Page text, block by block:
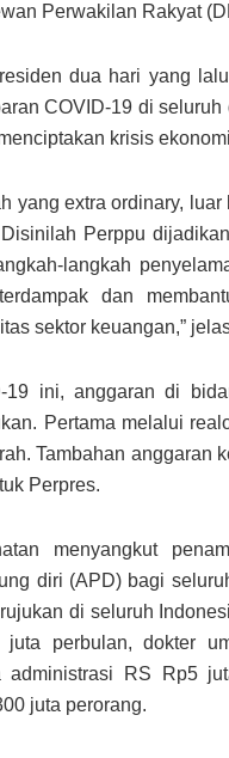
Perwakilan Rakyat
dua hari yang
COVID-19 di
krisis
yang extra ordinary,
Perppu
langkah
dan
sektor keuangan,”
19 ini, anggaran di
Pertama melalui
Tambahan anggaran
Perpres.
menyangkut
diri (APD) bagi
di seluruh
perbulan, dokter
administrasi RS Rp5
juta perorang.